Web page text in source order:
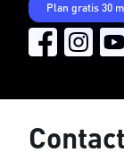
Plan gratis 30
Contact